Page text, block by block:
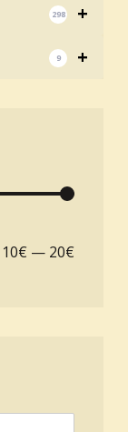
+
298
+
9
10€ — 20€